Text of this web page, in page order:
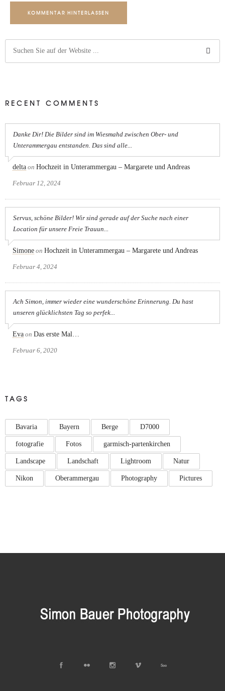
KOMMENTAR HINTERLASSEN
RECENT COMMENTS
Danke Dir! Die Bilder sind im Wiesmahd zwischen Ober- und
Unterammergau entstanden. Das sind alle...
delta on Hochzeit in Unterammergau – Margarete und Andreas
Februar 12, 2024
Servus, schöne Bilder! Wir sind gerade auf der Suche nach einer
Location für unsere Freie Trauun...
Simone on Hochzeit in Unterammergau – Margarete und Andreas
Februar 4, 2024
Ach Simon, immer wieder eine wunderschöne Erinnerung. Du hast
unseren glücklichsten Tag so perfek...
Eva on Das erste Mal…
Februar 6, 2020
TAGS
Bavaria Bayern Berge D7000
fotografie Fotos garmisch-partenkirchen
Landscape Landschaft Lightroom Natur
Nikon Oberammergau Photography Pictures